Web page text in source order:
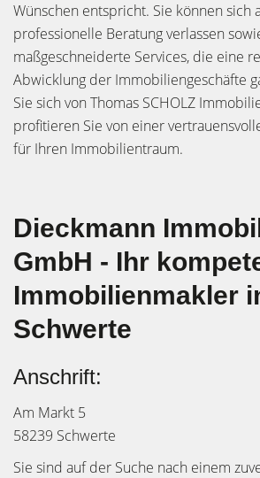
Wünschen entspricht. Sie können sich
professionelle Beratung verlassen
maßgeschneiderte Services, die eine
Abwicklung der Immobiliengeschäfte
Sie sich von Thomas SCHOLZ
profitieren Sie von einer
für Ihren Immobilientraum.
Dieckmann
GmbH - Ihr
Immobilienmakler
Schwerte
Anschrift:
Am Markt 5
58239 Schwerte
Sie sind auf der Suche nach einem